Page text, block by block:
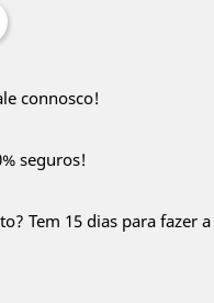
connosco!
seguros!
Tem 15 dias para fazer